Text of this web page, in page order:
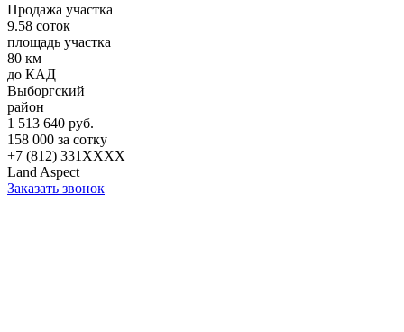
Продажа участка
9.58 соток
площадь участка
80 км
до КАД
Выборгский
район
1 513 640 руб.
158 000 за сотку
+7 (812) 331XXXX
Land Aspect
Заказать звонок